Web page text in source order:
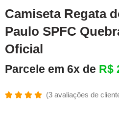
Camiseta Regata
Paulo SPFC
Oficial
Parcele em 6x de R$
(3avaliações de